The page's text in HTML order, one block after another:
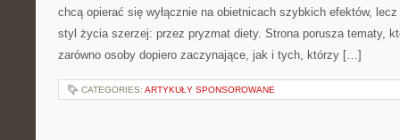
chcą opierać się wyłącznie na obietnicach szybkich efektów,
styl życia szerzej: przez pryzmat diety. Strona porusza tematy,
zarówno osoby dopiero zaczynające, jak i tych, którzy […]
CATEGORIES: ARTYKUŁY SPONSOROWANE